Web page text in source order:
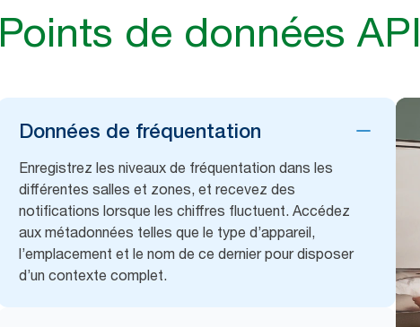
Points de données API
Données de fréquentation
Enregistrez les niveaux de fréquentation dans les
différentes salles et zones, et recevez des
notifications lorsque les chiffres fluctuent. Accédez
aux métadonnées telles que le type d’appareil,
l’emplacement et le nom de ce dernier pour disposer
d’un contexte complet.